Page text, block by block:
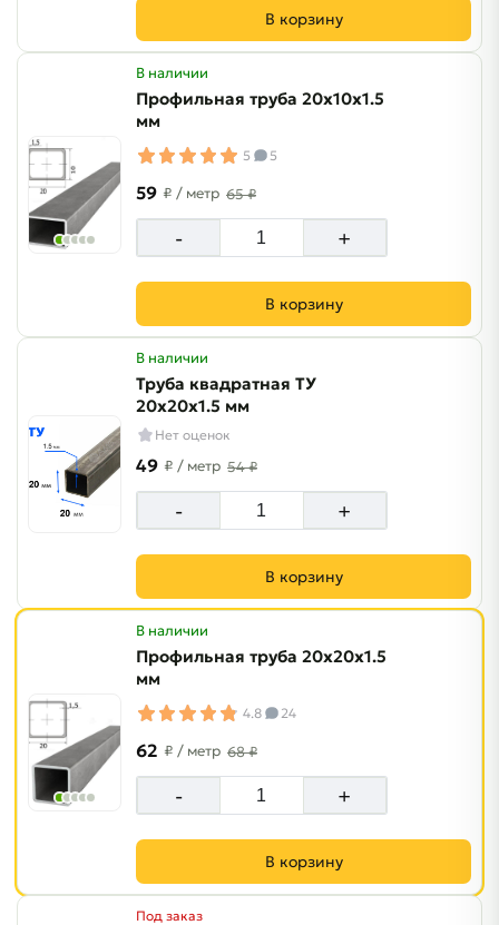
В корзину
В наличии
Профильная труба 20х10х1.5
мм
5 5
59 ₽ / метр 65 ₽
- +
В корзину
В наличии
Труба квадратная ТУ
20х20х1.5 мм
Нет оценок
49 ₽ / метр 54 ₽
- +
В корзину
В наличии
Профильная труба 20х20х1.5
мм
4.8 24
62 ₽ / метр 68 ₽
- +
В корзину
Под заказ